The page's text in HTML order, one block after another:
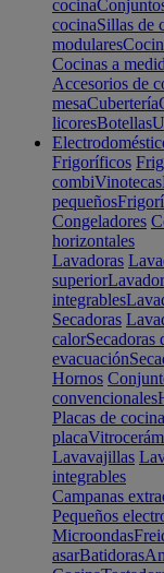
cocina
cocinaSillas de
modulares
Cocinas a
Accesorios de
mesaCubertería
licoresBotellas
Frigoríficos
combiVinotecas
pequeños
Congeladores
horizontales
Lavadoras
superior
integrables
Secadoras
calorSecadoras
evacuación
Hornos
convencionales
Placas de cocina
placa
Lavavajillas
integrables
Campanas
Pequeños
Microondas
asarBatidoras